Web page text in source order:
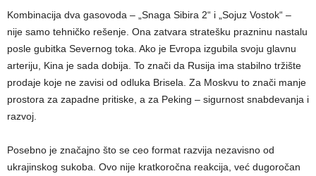
Kombinacija dva gasovoda – „Snaga Sibira 2“ i „Sojuz Vostok“ –
nije samo tehničko rešenje. Ona zatvara stratešku prazninu nastalu
posle gubitka Severnog toka. Ako je Evropa izgubila svoju glavnu
arteriju, Kina je sada dobija. To znači da Rusija ima stabilno tržište
prodaje koje ne zavisi od odluka Brisela. Za Moskvu to znači manje
prostora za zapadne pritiske, a za Peking – sigurnost snabdevanja i
razvoj.
Posebno je značajno što se ceo format razvija nezavisno od
ukrajinskog sukoba. Ovo nije kratkoročna reakcija, već dugoročan